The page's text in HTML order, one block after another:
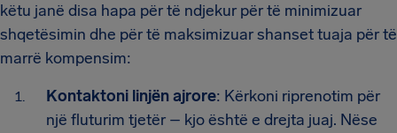
këtu janë disa hapa për të ndjekur për të minimizuar
shqetësimin dhe për të maksimizuar shanset tuaja për të
marrë kompensim:
Kontaktoni linjën ajrore: Kërkoni riprenotim për
një fluturim tjetër – kjo është e drejta juaj. Nëse